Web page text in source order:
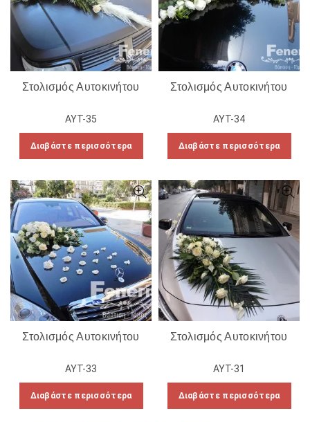
Στολισμός Αυτοκινήτου
ΑΥΤ-35
Διαβάστε περισσότερα
Στολισμός Αυτοκινήτου
ΑΥΤ-34
Διαβάστε περισσότερα
Στολισμός Αυτοκινήτου
ΑΥΤ-33
Διαβάστε περισσότερα
Στολισμός Αυτοκινήτου
ΑΥΤ-31
Διαβάστε περισσότερα